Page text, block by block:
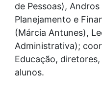
de Pessoas),
Planejamento e
(Márcia Antunes),
Administrativa);
Educação,
alunos.